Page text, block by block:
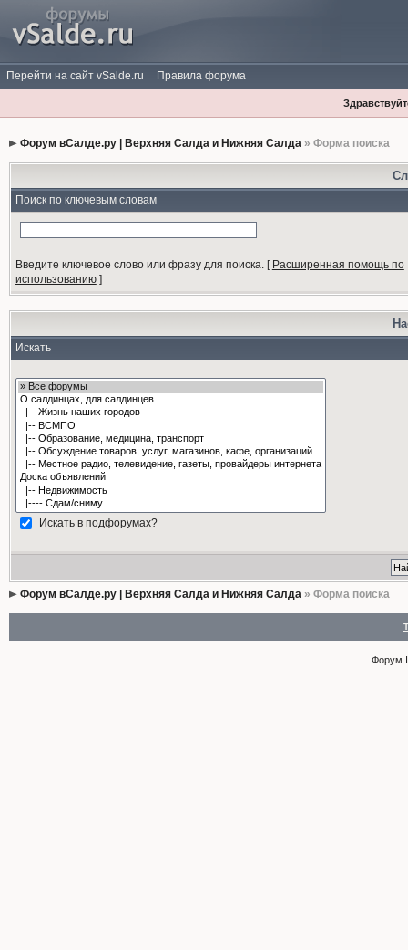
Перейти на сайт vSalde.ru Правила форума
Форум вСалде.ру | Верхняя Салда и Нижняя Салда» Форма поиска
Поиск по ключевым словам
Введите ключевое слово или фразу для поиска.[ Расширенная помощь по
использованию]
Искать
Искать в подфорумах?
Форум вСалде.ру | Верхняя Салда и Нижняя Салда» Форма поиска
Форум